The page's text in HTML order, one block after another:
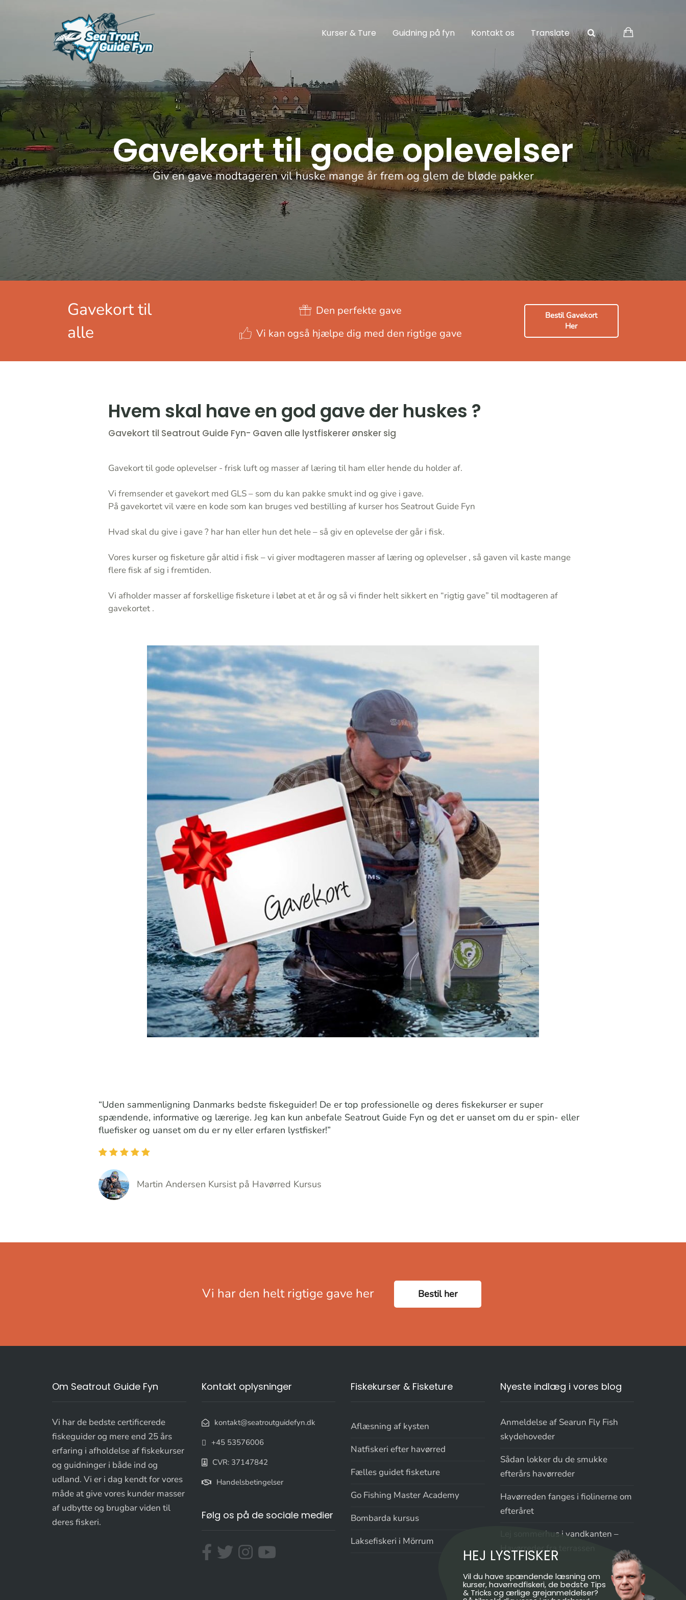
Kurser & Ture Guidning på fyn Kontakt os Translate
Gavekort til gode oplevelser
Giv en gave modtageren vil huske mange år frem og glem de bløde pakker
Gavekort til
alle
Bestil Gavekort
Her
Den perfekte gave
Vi kan også hjælpe dig med den rigtige gave
Hvem skal have en god gave der huskes ?
Gavekort til Seatrout Guide Fyn- Gaven alle lystfiskerer ønsker sig
Gavekort til gode oplevelser - frisk luft og masser af læring til ham eller hende du holder af.
Vi fremsender et gavekort med GLS – som du kan pakke smukt ind og give i gave.
På gavekortet vil være en kode som kan bruges ved bestilling af kurser hos Seatrout Guide Fyn
Hvad skal du give i gave ? har han eller hun det hele – så giv en oplevelse der går i fisk.
Vores kurser og fisketure går altid i fisk – vi giver modtageren masser af læring og oplevelser , så gaven vil kaste mange
flere fisk af sig i fremtiden.
Vi afholder masser af forskellige fisketure i løbet at et år og så vi finder helt sikkert en “rigtig gave” til modtageren af
gavekortet .
“Uden sammenligning Danmarks bedste fiskeguider! De er top professionelle og deres fiskekurser er super
spændende, informative og lærerige. Jeg kan kun anbefale Seatrout Guide Fyn og det er uanset om du er spin- eller
fluefisker og uanset om du er ny eller erfaren lystfisker!”
Martin Andersen Kursist på Havørred Kursus
Vi har den helt rigtige gave her Bestil her
Om Seatrout Guide Fyn
Vi har de bedste certificerede
fiskeguider og mere end 25 års
erfaring i afholdelse af fiskekurser
og guidninger i både ind og
udland. Vi er i dag kendt for vores
måde at give vores kunder masser
af udbytte og brugbar viden til
deres fiskeri.
Kontakt oplysninger
kontakt@seatroutguidefyn.dk
+45 53576006
CVR: 37147842
Handelsbetingelser
Følg os på de sociale medier
Fiskekurser & Fisketure
Aflæsning af kysten
Natfiskeri efter havørred
Fælles guidet fisketure
Go Fishing Master Academy
Bombarda kursus
Laksefiskeri i Mörrum
Nyeste indlæg i vores blog
Anmeldelse af Searun Fly Fish
skydehoveder
Sådan lokker du de smukke
efterårs havørreder
Havørreden fanges i fiolinerne om
efteråret
Lej sommerhus i vandkanten –
Havørreder fra terrassen
HEJ LYSTFISKER
Vil du have spændende læsning om
kurser, havørredfiskeri, de bedste Tips
& Tricks og ærlige grejanmeldelser?